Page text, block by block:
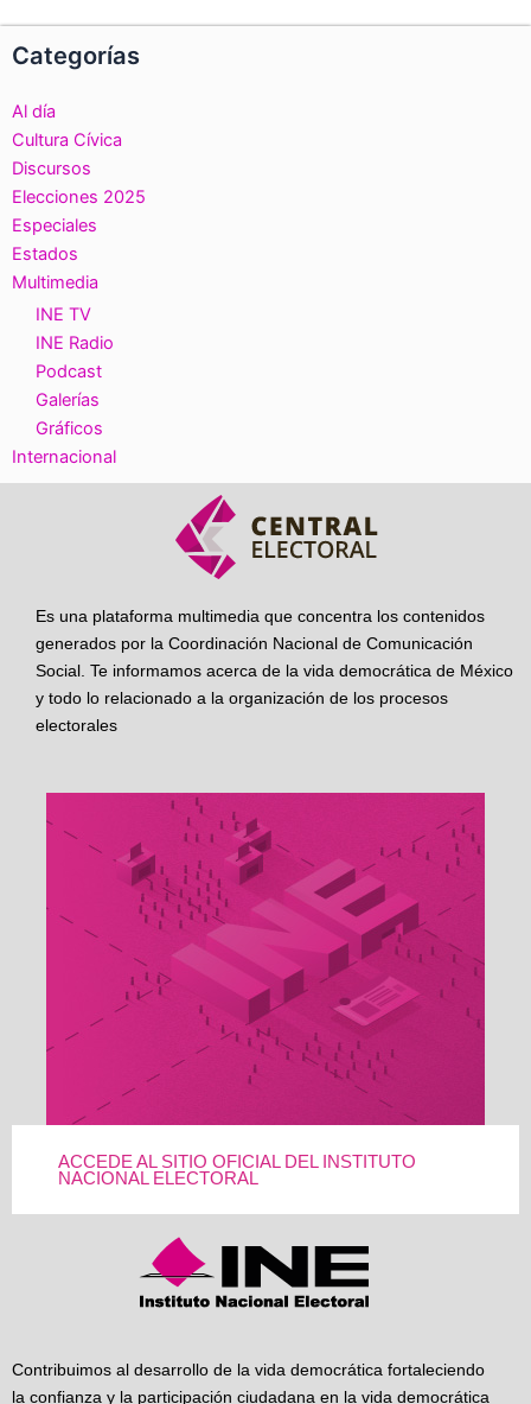
Categorías
Al día
Cultura Cívica
Discursos
Elecciones 2025
Especiales
Estados
Multimedia
INE TV
INE Radio
Podcast
Galerías
Gráficos
Internacional
Es una plataforma multimedia que concentra los contenidos
generados por la Coordinación Nacional de Comunicación
Social. Te informamos acerca de la vida democrática de México
y todo lo relacionado a la organización de los procesos
electorales
ACCEDE AL SITIO OFICIAL DEL INSTITUTO
NACIONAL ELECTORAL
Contribuimos al desarrollo de la vida democrática fortaleciendo
la confianza y la participación ciudadana en la vida democrática